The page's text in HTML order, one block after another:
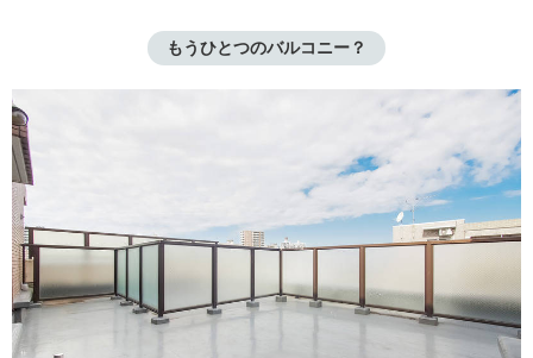
もうひとつのバルコニー？